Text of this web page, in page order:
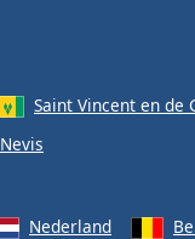
Saint Vincent en de
Nederland